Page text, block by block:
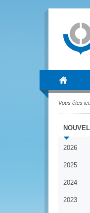
Vous êtes ici:
2026
2025
2024
2023